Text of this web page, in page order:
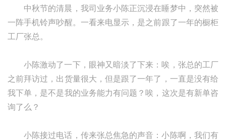
中秋节的清晨，我司业务小陈正沉浸在睡梦中，突然被
一阵手机铃声吵醒。一看来电显示，是之前跟了一年的橱柜
工厂张总。
小陈激动了一下，眼神又暗淡了下来：唉，张总的工厂
之前拜访过，出货量很大，但是跟了一年了，一直是没有给
我下单，是不是我的业务能力有问题？唉，这次是有新单咨
询了么？
小陈接过电话，传来张总焦急的声音：小陈啊，我们有